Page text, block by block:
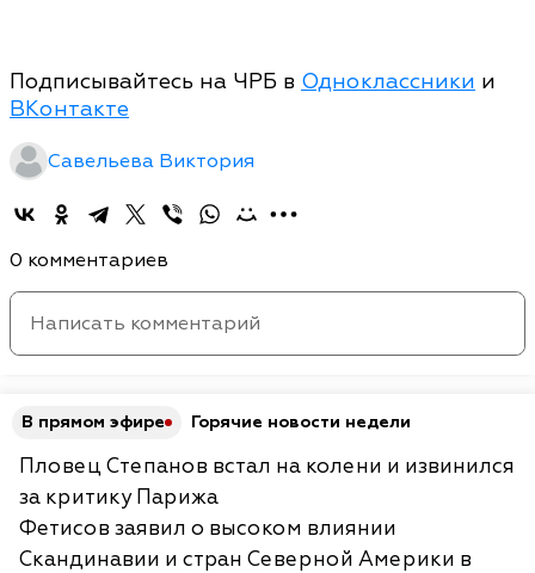
Подписывайтесь на ЧРБ в Одноклассники и
ВКонтакте
Савельева Виктория
0 комментариев
В прямом эфире Горячие новости недели
Пловец Степанов встал на колени и извинился
за критику Парижа
Фетисов заявил о высоком влиянии
Скандинавии и стран Северной Америки в